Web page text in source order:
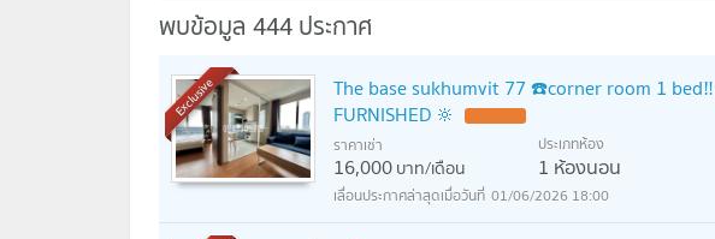
พบข้อมูล 444 ประกาศ
Exclusive
The base sukhumvit 77 ☎️corner room 1
FURNISHED 🔆
ราคาเช่า
16,000บาท/เดือน
ประเภทห้อง
1 ห้องนอน
01/06/2026 18:00